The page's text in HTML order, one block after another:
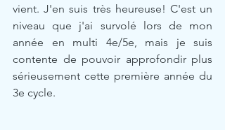
vient. J'en suis très heureuse! C'est un
niveau que j'ai survolé lors de mon
année en multi 4e/5e, mais je suis
contente de pouvoir approfondir plus
sérieusement cette première année du
3e cycle.